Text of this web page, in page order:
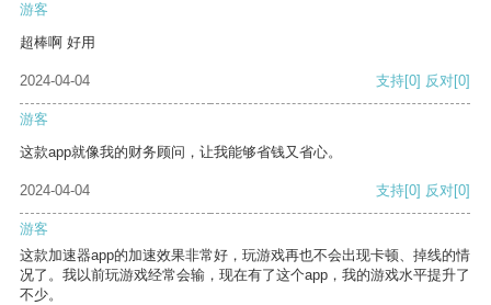
游客
超棒啊 好用
2024-04-04 支持[0] 反对[0]
游客
这款app就像我的财务顾问，让我能够省钱又省心。
2024-04-04 支持[0] 反对[0]
游客
这款加速器app的加速效果非常好，玩游戏再也不会出现卡顿、掉线的情
况了。我以前玩游戏经常会输，现在有了这个app，我的游戏水平提升了
不少。